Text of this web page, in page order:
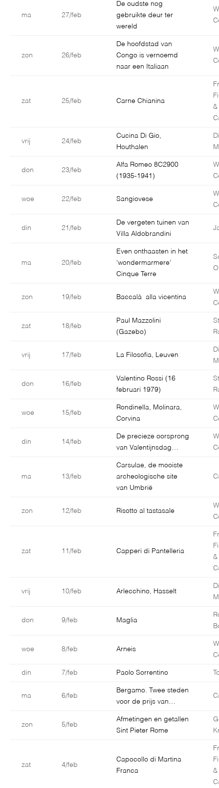
ma 27/feb
De oudste nog
gebruikte deur ter
wereld
zon 26/feb
De hoofdstad van
Congo is vernoemd
naar een Italiaan
zat 25/feb Carne Chianina
&
vrij 24/feb
Cucina Di Gio,
Houthalen
don 23/feb
Alfa Romeo 8C2900
(1935-1941)
woe 22/feb Sangiovese
din 21/feb
De vergeten tuinen van
Villa Aldobrandini
ma 20/feb
Even onthaasten in het
‘wondermarmere’
Cinque Terre
zon 19/feb Baccalà alla vicentina
zat 18/feb
Paul Mazzolini
(Gazebo)
vrij 17/feb La Filosofia, Leuven
don 16/feb
Valentino Rossi (16
februari 1979)
woe 15/feb
Rondinella, Molinara,
Corvina
din 14/feb
De precieze oorsprong
van Valentijnsdag…
ma 13/feb
Carsulae, de mooiste
archeologische site
van Umbrië
zon 12/feb Risotto al tastasale
zat 11/feb Capperi di Pantelleria
&
vrij 10/feb Arlecchino, Hasselt
don 9/feb Maglia
woe 8/feb Arneis
din 7/feb Paolo Sorrentino
ma 6/feb
Bergamo. Twee steden
voor de prijs van…
zon 5/feb
Afmetingen en getallen
Sint Pieter Rome
zat 4/feb
Capocollo di Martina
Franca
&